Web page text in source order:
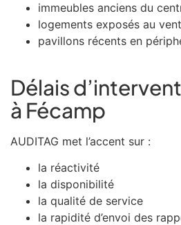
immeubles anciens du
logements exposés au
pavillons récents en
Délais
à Fécamp
AUDITAG met l’accent sur :
la réactivité
la disponibilité
la qualité de service
la rapidité d’envoi des